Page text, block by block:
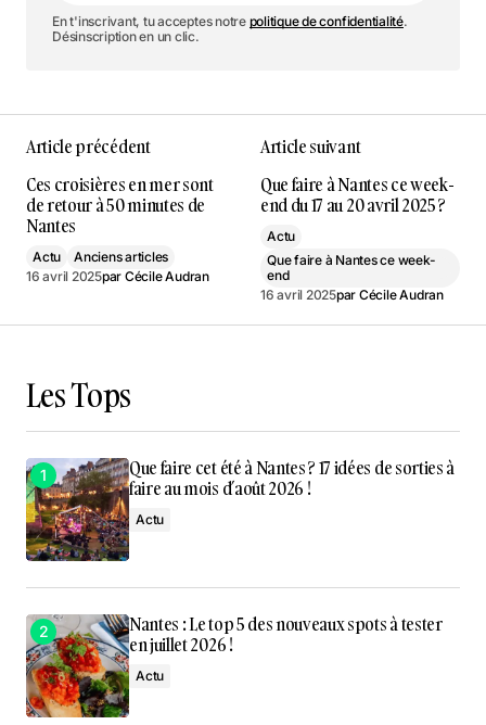
En t'inscrivant, tu acceptes notre politique de confidentialité.
Désinscription en un clic.
Article précédent
Ces croisières en mer sont
de retour à 50 minutes de
Nantes
Actu
Anciens articles
16 avril 2025par Cécile Audran
Article suivant
Que faire à Nantes ce week-
end du 17 au 20 avril 2025 ?
Actu
Que faire à Nantes ce week-
end
16 avril 2025par Cécile Audran
Les Tops
Que faire cet été à Nantes ? 17 idées de sorties à
faire au mois d’août 2026 !
Actu
Nantes : Le top 5 des nouveaux spots à tester
en juillet 2026 !
Actu